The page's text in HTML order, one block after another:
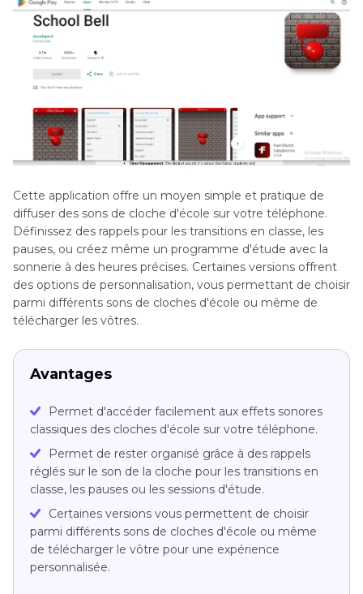
Cette application offre un moyen simple et pratique de
diffuser des sons de cloche d'école sur votre téléphone.
Définissez des rappels pour les transitions en classe, les
pauses, ou créez même un programme d'étude avec la
sonnerie à des heures précises. Certaines versions offrent
des options de personnalisation, vous permettant de choisir
parmi différents sons de cloches d'école ou même de
télécharger les vôtres.
Avantages
Permet d'accéder facilement aux effets sonores
classiques des cloches d'école sur votre téléphone.
Permet de rester organisé grâce à des rappels
réglés sur le son de la cloche pour les transitions en
classe, les pauses ou les sessions d'étude.
Certaines versions vous permettent de choisir
parmi différents sons de cloches d'école ou même
de télécharger le vôtre pour une expérience
personnalisée.